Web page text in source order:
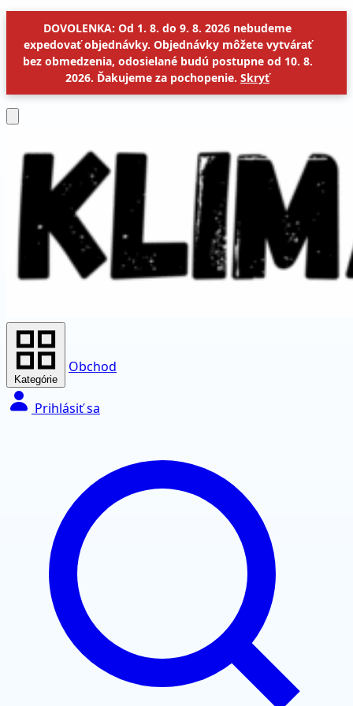
DOVOLENKA: Od 1. 8. do 9. 8. 2026 nebudeme
expedovať objednávky. Objednávky môžete vytvárať
bez obmedzenia, odosielané budú postupne od 10. 8.
2026. Ďakujeme za pochopenie. Skryť
Kategórie
Obchod
Prihlásiť sa